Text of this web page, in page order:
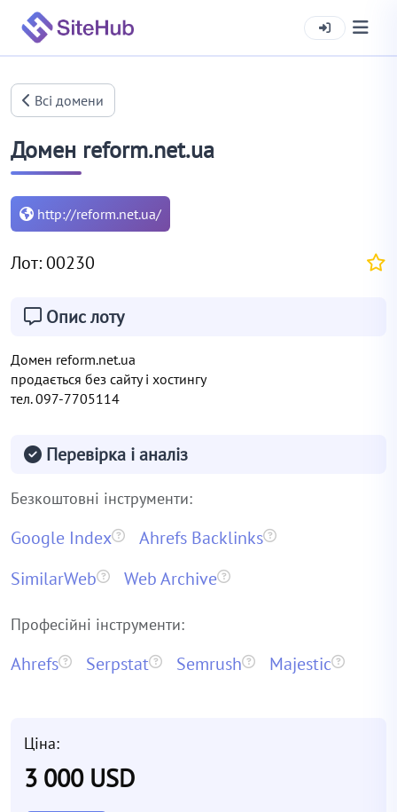
Всі домени
Домен reform.net.ua
http://reform.net.ua/
Лот: 00230
Опис лоту
Домен reform.net.ua
продається без сайту і хостингу
тел. 097-7705114
Перевірка і аналіз
Безкоштовні інструменти:
Google Index
Ahrefs Backlinks
SimilarWeb
Web Archive
Професійні інструменти:
Ahrefs Serpstat Semrush Majestic
Ціна:
3 000 USD